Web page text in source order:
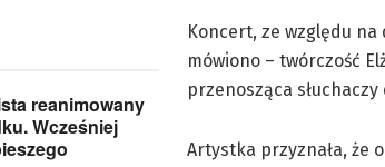
reanimowany
Wcześniej
Koncert, ze względu na
mówiono – twórczość
przenosząca
Artystka przyznała, że